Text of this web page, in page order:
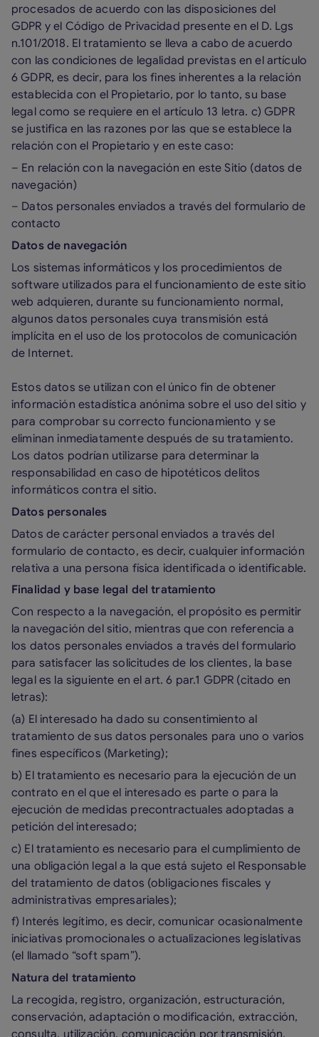
procesados de acuerdo con las disposiciones del
GDPR y el Código de Privacidad presente en el D. Lgs
n.101/2018. El tratamiento se lleva a cabo de acuerdo
con las condiciones de legalidad previstas en el artículo
6 GDPR, es decir, para los fines inherentes a la relación
establecida con el Propietario, por lo tanto, su base
legal como se requiere en el artículo 13 letra. c) GDPR
se justifica en las razones por las que se establece la
relación con el Propietario y en este caso:
– En relación con la navegación en este Sitio (datos de
navegación)
– Datos personales enviados a través del formulario de
contacto
Datos de navegación
Los sistemas informáticos y los procedimientos de
software utilizados para el funcionamiento de este sitio
web adquieren, durante su funcionamiento normal,
algunos datos personales cuya transmisión está
implícita en el uso de los protocolos de comunicación
de Internet.
Estos datos se utilizan con el único fin de obtener
información estadística anónima sobre el uso del sitio y
para comprobar su correcto funcionamiento y se
eliminan inmediatamente después de su tratamiento.
Los datos podrían utilizarse para determinar la
responsabilidad en caso de hipotéticos delitos
informáticos contra el sitio.
Datos personales
Datos de carácter personal enviados a través del
formulario de contacto, es decir, cualquier información
relativa a una persona física identificada o identificable.
Finalidad y base legal del tratamiento
Con respecto a la navegación, el propósito es permitir
la navegación del sitio, mientras que con referencia a
los datos personales enviados a través del formulario
para satisfacer las solicitudes de los clientes, la base
legal es la siguiente en el art. 6 par.1 GDPR (citado en
letras):
(a) El interesado ha dado su consentimiento al
tratamiento de sus datos personales para uno o varios
fines específicos (Marketing);
b) El tratamiento es necesario para la ejecución de un
contrato en el que el interesado es parte o para la
ejecución de medidas precontractuales adoptadas a
petición del interesado;
c) El tratamiento es necesario para el cumplimiento de
una obligación legal a la que está sujeto el Responsable
del tratamiento de datos (obligaciones fiscales y
administrativas empresariales);
f) Interés legítimo, es decir, comunicar ocasionalmente
iniciativas promocionales o actualizaciones legislativas
(el llamado “soft spam”).
Natura del tratamiento
La recogida, registro, organización, estructuración,
conservación, adaptación o modificación, extracción,
consulta, utilización, comunicación por transmisión,